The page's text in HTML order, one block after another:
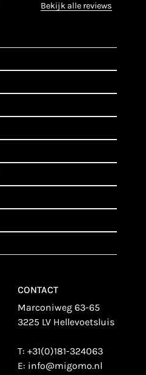
bekijk alle reviews
CONTACT
Marconiweg 63-65
3225 LV Hellevoetsluis
T: +31(0)181-324063
E: info@migomo.nl